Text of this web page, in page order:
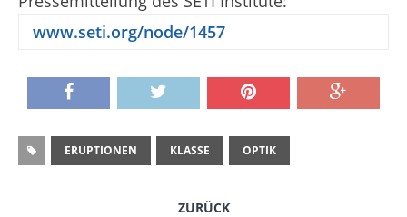
www.seti.org/node/1457
ERUPTIONEN KLASSE OPTIK
ZURÜCK